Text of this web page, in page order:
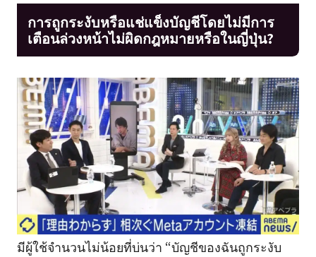
การถูกระงับหรือแช่แข็งบัญชีโดยไม่มีการ
เตือนล่วงหน้าไม่ผิดกฎหมายหรือในญี่ปุ่น?
มีผู้ใช้จำนวนไม่น้อยที่บ่นว่า “บัญชีของฉันถูกระงับ